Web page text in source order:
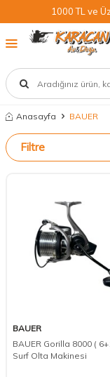
1000 TL ve
Anasayfa BAUER
Filtre
BAUER
BAUER Gorilla 8000 (
Surf Olta Makinesi